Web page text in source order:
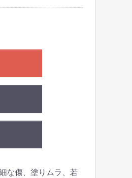
な傷、塗りムラ、若